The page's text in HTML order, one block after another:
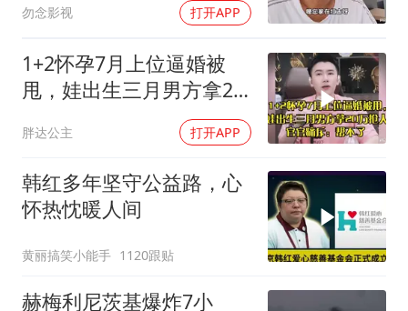
勿念影视 打开APP
1+2怀孕7月上位逼婚被
甩，娃出生三月男方拿20
胖达公主 打开APP
韩红多年坚守公益路，心
怀热忱暖人间
黄丽搞笑小能手 1120跟贴
赫梅利尼茨基爆炸7小